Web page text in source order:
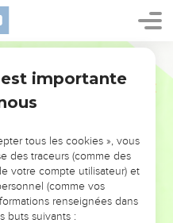
!
VOUS ÉVITER LES
?
importante
tous les cookies », vous
des traceurs (comme des
votre compte utilisateur) et
(comme vos
renseignées dans
buts suivants :